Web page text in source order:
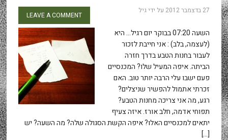
27 בדצמבר 2012 על ידיגיל
LEAVE A COMMENT
השעה 07:20 בבוקר יום רגיל… היא
(לעצמה, בלב) : אני חייבת לזכור
לעבור בחנות הטבע בדרך חזרה
הביתה. איפה המעיל שלו? המכנסיים
פעם ישבו עלי הרבה יותר טוב. האם
זכרתי אתמול להפשיר שניצלים?
רגע, מה אני צריכה מחנות הטבע?
תפוחי אדמה, חלב אורז. איזה צעיף
יתאים למכנסיים האלו? איפה הקשת הסגולה שלה? מה השעה? יש
[…]